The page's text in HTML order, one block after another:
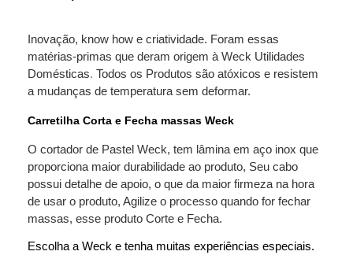
Inovação, know how e criatividade. Foram essas
matérias-primas que deram origem à Weck Utilidades
Domésticas. Todos os Produtos são atóxicos e resistem
a mudanças de temperatura sem deformar.
Carretilha Corta e Fecha massas Weck
O cortador de Pastel Weck, tem lâmina em aço inox que
proporciona maior durabilidade ao produto, Seu cabo
possui detalhe de apoio, o que da maior firmeza na hora
de usar o produto, Agilize o processo quando for fechar
massas, esse produto Corte e Fecha.
Escolha a Weck e tenha muitas experiências especiais.